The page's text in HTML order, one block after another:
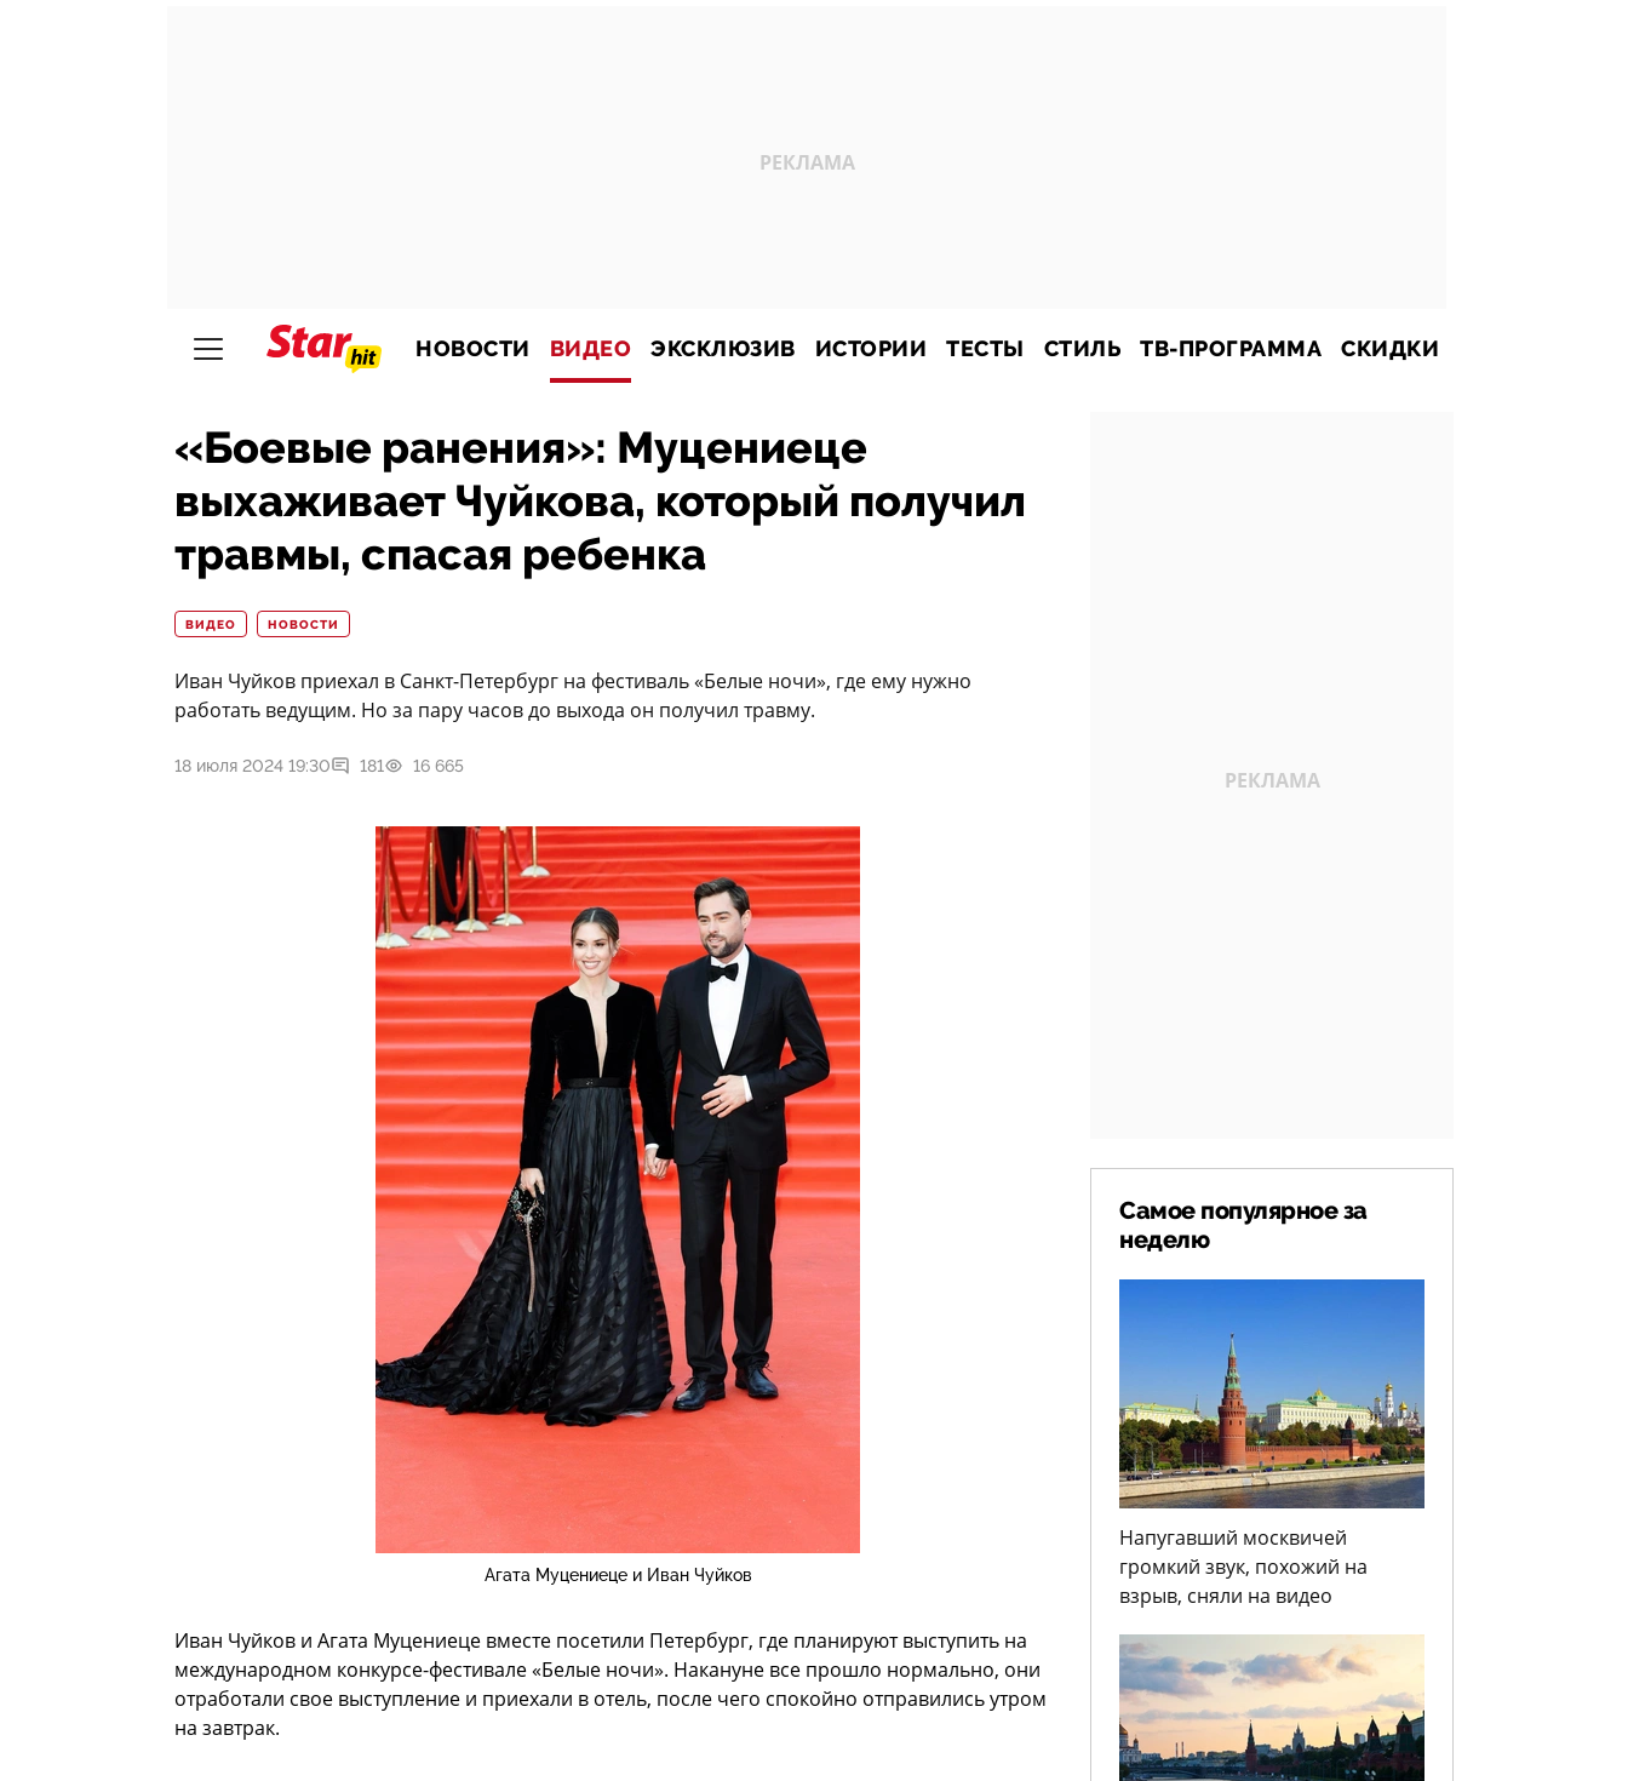
НОВОСТИ ВИДЕО ЭКСКЛЮЗИВ ИСТОРИИ ТЕСТЫ СТИЛЬ ТВ-ПРОГРАММА СКИДКИ
«Боевые ранения»: Муцениеце
выхаживает Чуйкова, который получил
травмы, спасая ребенка
ВИДЕО НОВОСТИ
Иван Чуйков приехал в Санкт-Петербург на фестиваль «Белые ночи», где ему нужно
работать ведущим. Но за пару часов до выхода он получил травму.
18 июля 2024 19:30 181 16 665
Агата Муцениеце и Иван Чуйков
Иван Чуйков и Агата Муцениеце вместе посетили Петербург, где планируют выступить на
международном конкурсе-фестивале «Белые ночи». Накануне все прошло нормально, они
отработали свое выступление и приехали в отель, после чего спокойно отправились утром
на завтрак.
Самое популярное за
неделю
Напугавший москвичей
громкий звук, похожий на
взрыв, сняли на видео